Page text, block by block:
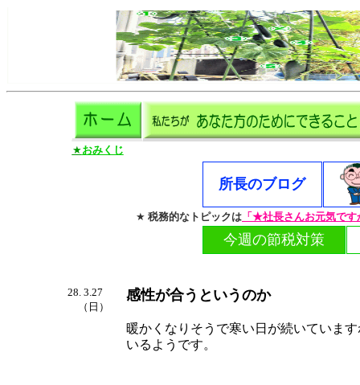
★おみくじ
所長のブログ
★ 税務的なトピックは 「 ★社長さんお元気です
今週の節税対策
28. 3.27
（日）
感性が合うというのか
暖かくなりそうで寒い日が続いていま
いるようです。